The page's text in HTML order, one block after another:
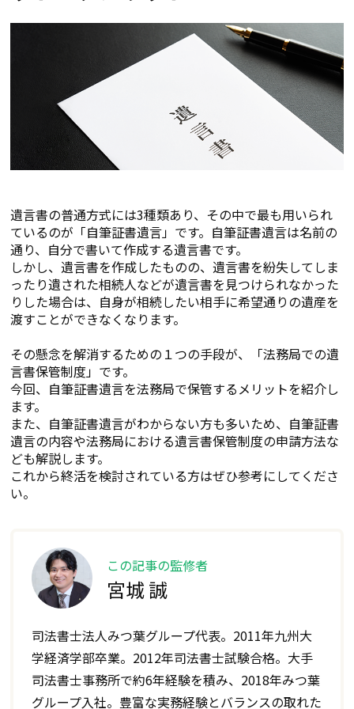
遺言書の普通方式には3種類あり、その中で最も用いられ
ているのが「自筆証書遺言」です。自筆証書遺言は名前の
通り、自分で書いて作成する遺言書です。
しかし、遺言書を作成したものの、遺言書を紛失してしま
ったり遺された相続人などが遺言書を見つけられなかった
りした場合は、自身が相続したい相手に希望通りの遺産を
渡すことができなくなります。
その懸念を解消するための１つの手段が、「法務局での遺
言書保管制度」です。
今回、自筆証書遺言を法務局で保管するメリットを紹介し
ます。
また、自筆証書遺言がわからない方も多いため、自筆証書
遺言の内容や法務局における遺言書保管制度の申請方法な
ども解説します。
これから終活を検討されている方はぜひ参考にしてくださ
い。
この記事の監修者
宮城 誠
司法書士法人みつ葉グループ代表。2011年九州大
学経済学部卒業。2012年司法書士試験合格。大手
司法書士事務所で約6年経験を積み、2018年みつ葉
グループ入社。豊富な実務経験とバランスの取れた